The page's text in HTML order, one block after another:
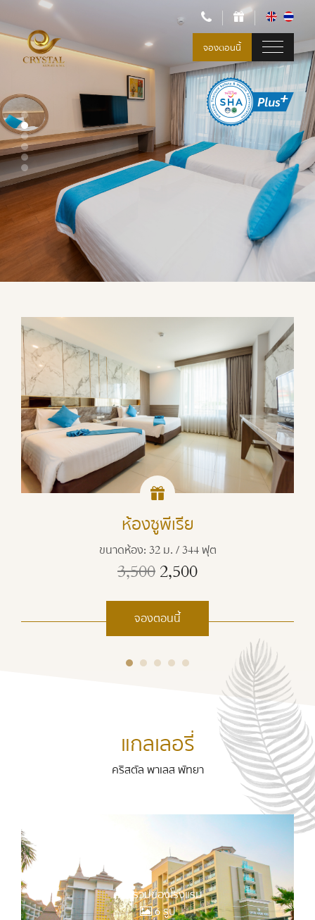
จองตอนนี้
แกลเลอรี่
คริสตัล พาเลส พัทยา
แกลเลอรี่
คริสตัล พาเลส พัทยา
ห้องซูพีเรีย
ขนาดห้อง: 32 ม. / 344 ฟุต
3,5002,500
จองตอนนี้
แกลเลอรี่
คริสตัล พาเลส พัทยา
ภาพรวมของโรงแรม
6 รูป